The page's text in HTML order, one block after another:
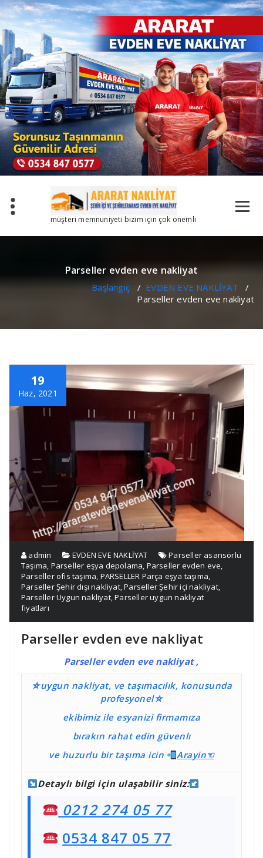
İçeriğe
geç
müşteri memnuniyeti bizim için çok önemli
Parseller evden eve nakliyat
Başlangıç/ EVDEN EVE NAKLİYAT /
Parseller evden eve nakliyat
19
Haz, 2021
admin EVDEN EVE NAKLİYAT
Parseller asansörlü
Taşıma, Parseller eşya depolama, Parseller evden eve,
Parseller ofis taşıma, PARSELLER Parça eşya taşıma,
Parseller Şehir dışı nakliyat,Parseller Şehir içi nakliyat,
Parseller Uygun nakliyat,Parseller uygun nakliyat
fiyatları
Parseller evden eve nakliyat
Parseller evden eve nakliyat ,
⛤uygun nakliyat, ve taşımacılık, konusunda
profesyonel⛤
ekibimiz ile esyanizi firmamıza
bırakın rahat edin güvenlı
ve huzurlu bir taşıma icin Arayin☜
Detaylı bilgi için ulaşabilir siniz:
0212 274 05 77
0534 847 05 77